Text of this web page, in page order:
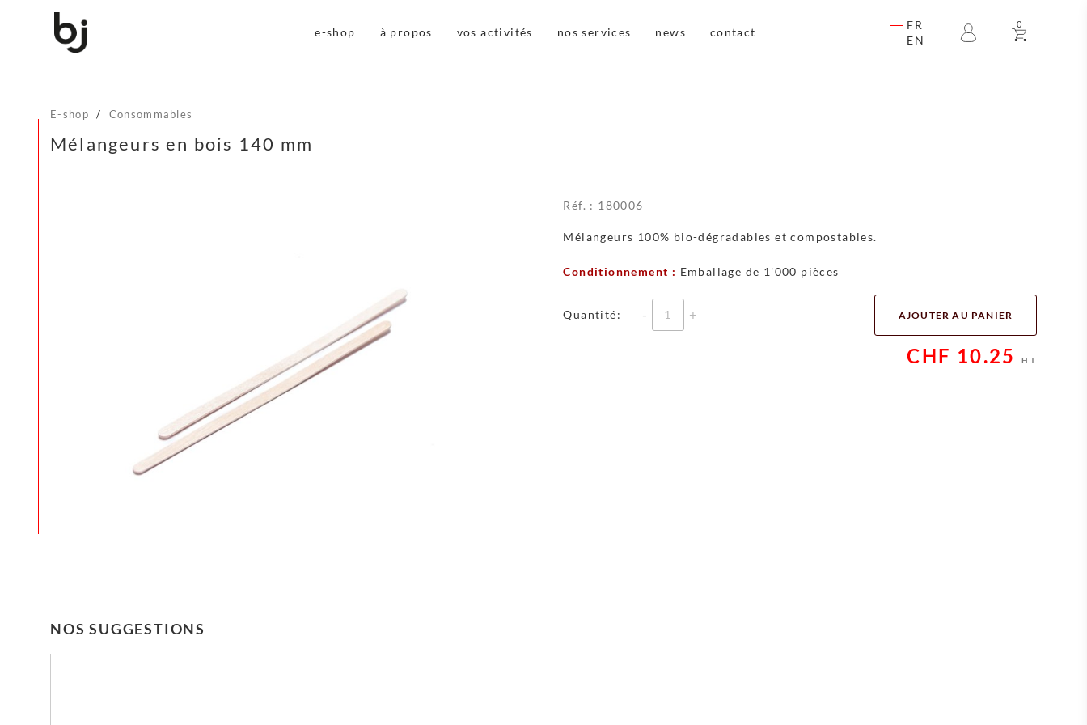
e-shop à propos vos activités nos services news contact
FR
EN
0
E-shop / Consommables
Mélangeurs en bois 140 mm
Réf. : 180006
Mélangeurs 100% bio-dégradables et compostables.
Conditionnement : Emballage de 1'000 pièces
Quantité: Quantité AJOUTER AU PANIER
CHF 10.25 HT
NOS SUGGESTIONS